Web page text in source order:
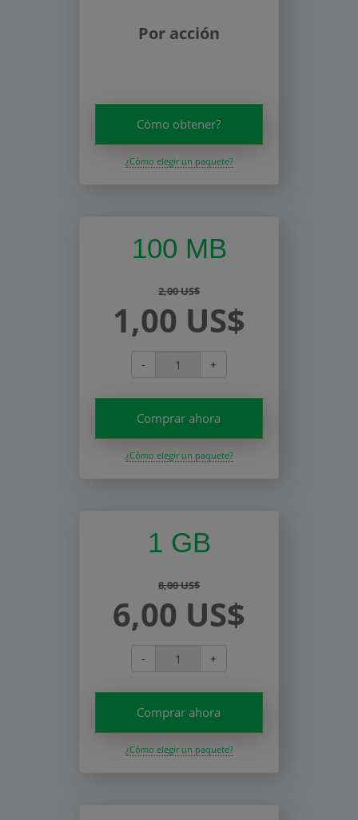
Por acción
Cómo obtener?
¿Cómo elegir un paquete?
100 MB
2,00 US$
1,00 US$
- +
Comprar ahora
¿Cómo elegir un paquete?
1 GB
8,00 US$
6,00 US$
- +
Comprar ahora
¿Cómo elegir un paquete?